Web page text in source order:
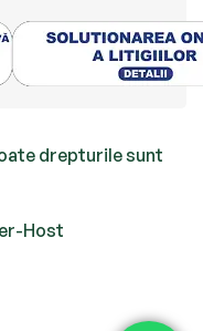
drepturile sunt
Host